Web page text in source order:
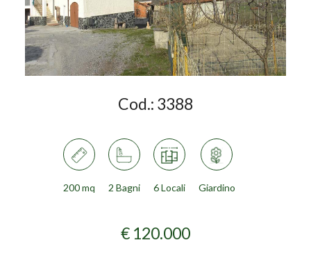
Cod.: 3388
200 mq 2 Bagni 6 Locali Giardino
€ 120.000